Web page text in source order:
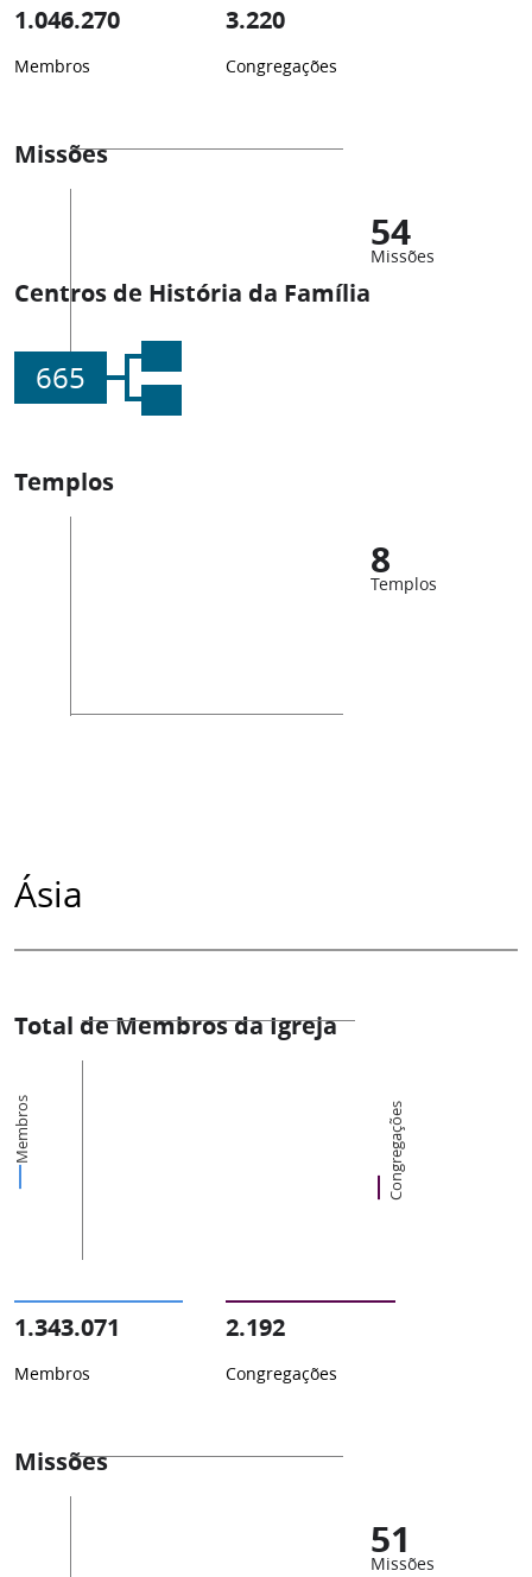
1.046.270
Membros
3.220
Congregações
Missões
54
Missões
Centros de História da Família
665
Templos
8
Templos
Ásia
Total de Membros da Igreja
Membros Congregações
1.343.071
Membros
2.192
Congregações
Missões
51
Missões